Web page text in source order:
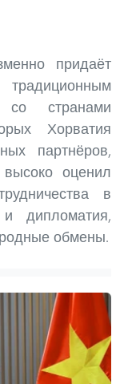
придаёт
со странами
Хорватия
партнёров,
оценил
в
дипломатия,
обмены.